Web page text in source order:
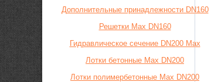
Дополнительные принадлежности DN160
Решетки Max DN160
Гидравлическое сечение DN200 Max
Лотки бетонные Max DN200
Лотки полимербетонные Max DN200